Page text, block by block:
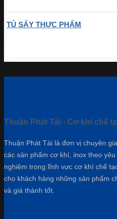
TỦ SẤY THỰC PHẨM
Thuận Phát Tài - Cơ khí chế
Thuận Phát Tài là đơn vị chuyên
các sản phẩm cơ khí, inox theo
nghiệm trong lĩnh vực cơ khí chế
cho khách hàng những sản phẩm
và giá thành tốt.